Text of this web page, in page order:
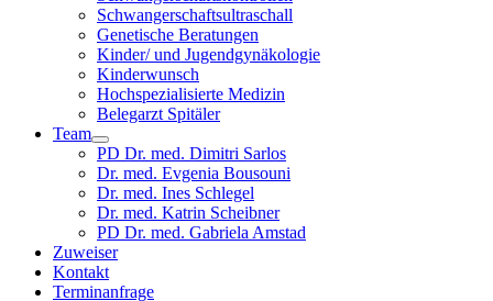
Schwangerschaftsultraschall
Genetische Beratungen
Kinder/ und Jugendgynäkologie
Kinderwunsch
Hochspezialisierte Medizin
Belegarzt Spitäler
Team
PD Dr. med. Dimitri Sarlos
Dr. med. Evgenia Bousouni
Dr. med. Ines Schlegel
Dr. med. Katrin Scheibner
PD Dr. med. Gabriela Amstad
Zuweiser
Kontakt
Terminanfrage